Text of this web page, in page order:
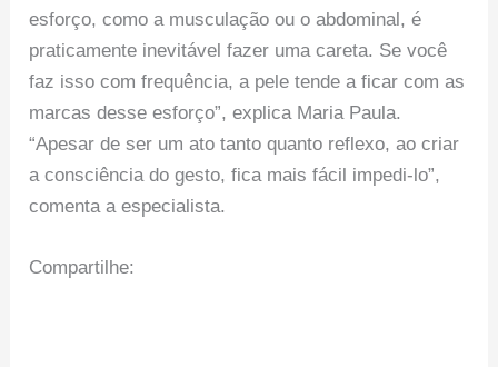
esforço, como a musculação ou o abdominal, é
praticamente inevitável fazer uma careta. Se você
faz isso com frequência, a pele tende a ficar com as
marcas desse esforço”, explica Maria Paula.
“Apesar de ser um ato tanto quanto reflexo, ao criar
a consciência do gesto, fica mais fácil impedi-lo”,
comenta a especialista.
Compartilhe: